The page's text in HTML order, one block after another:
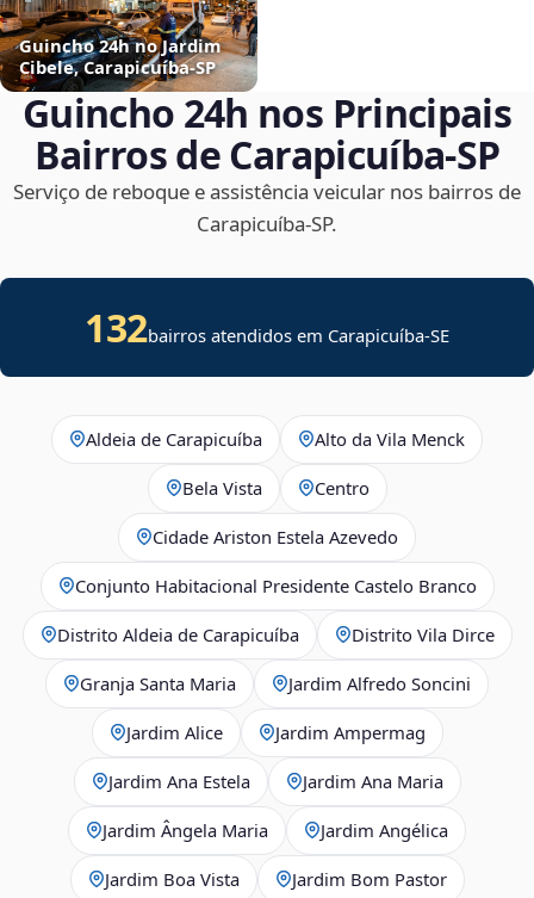
Guincho 24h no Jardim
Cibele, Carapicuíba‑SP
Guincho 24h nos Principais
Bairros de Carapicuíba‑SP
Serviço de reboque e assistência veicular nos bairros de
Carapicuíba‑SP.
132bairros atendidos em Carapicuíba-SE
Aldeia de Carapicuíba Alto da Vila Menck
Bela Vista Centro
Cidade Ariston Estela Azevedo
Conjunto Habitacional Presidente Castelo Branco
Distrito Aldeia de Carapicuíba Distrito Vila Dirce
Granja Santa Maria Jardim Alfredo Soncini
Jardim Alice Jardim Ampermag
Jardim Ana Estela Jardim Ana Maria
Jardim Ângela Maria Jardim Angélica
Jardim Boa Vista Jardim Bom Pastor